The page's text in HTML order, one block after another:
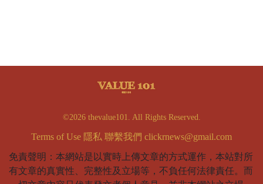
©2026 thevalue101. All Rights Reserved.
Terms of Use 隱私 聯繫我們 clickrnews@gmail.com
免責聲明：本網站是以實時上傳文章的方式運作，本站對所
有文章的真實性、完整性及立場等，不負任何法律責任。而